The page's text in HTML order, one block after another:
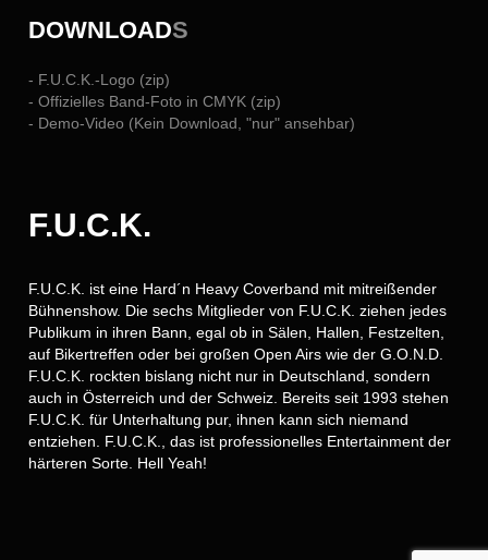
DOWNLOADS
- F.U.C.K.-Logo (zip)
- Offizielles Band-Foto in CMYK (zip)
- Demo-Video (Kein Download, "nur" ansehbar)
F.U.C.K.
F.U.C.K. ist eine Hard´n Heavy Coverband mit mitreißender
Bühnenshow. Die sechs Mitglieder von F.U.C.K. ziehen jedes
Publikum in ihren Bann, egal ob in Sälen, Hallen, Festzelten,
auf Bikertreffen oder bei großen Open Airs wie der G.O.N.D.
F.U.C.K. rockten bislang nicht nur in Deutschland, sondern
auch in Österreich und der Schweiz. Bereits seit 1993 stehen
F.U.C.K. für Unterhaltung pur, ihnen kann sich niemand
entziehen. F.U.C.K., das ist professionelles Entertainment der
härteren Sorte. Hell Yeah!